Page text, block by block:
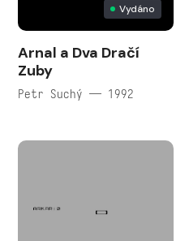
Vydáno
Arnal a Dva Dračí
Zuby
Petr Suchý — 1992